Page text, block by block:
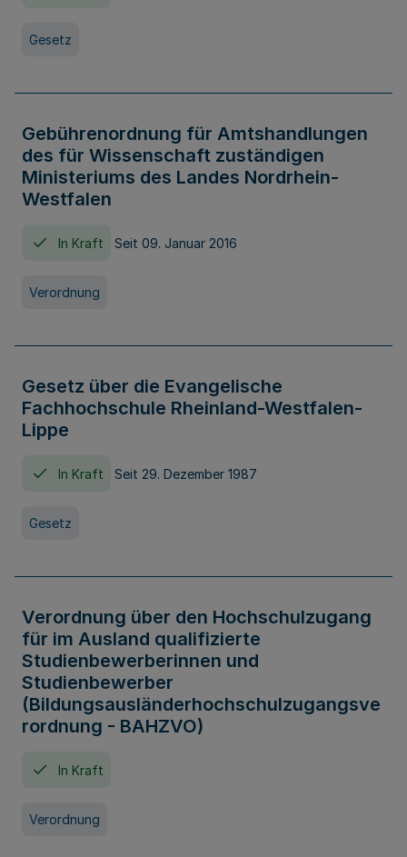
Gesetz
Gebührenordnung für Amtshandlungen
des für Wissenschaft zuständigen
Ministeriums des Landes Nordrhein-
Westfalen
In Kraft Seit 09. Januar 2016
Verordnung
Gesetz über die Evangelische
Fachhochschule Rheinland-Westfalen-
Lippe
In Kraft Seit 29. Dezember 1987
Gesetz
Verordnung über den Hochschulzugang
für im Ausland qualifizierte
Studienbewerberinnen und
Studienbewerber
(Bildungsausländerhochschulzugangsve
rordnung - BAHZVO)
In Kraft
Verordnung